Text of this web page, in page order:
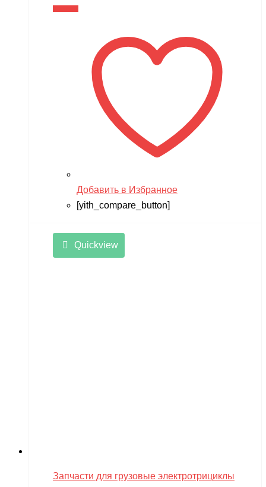
Добавить в Избранное
[yith_compare_button]
Quickview
Запчасти для грузовые электротрициклы